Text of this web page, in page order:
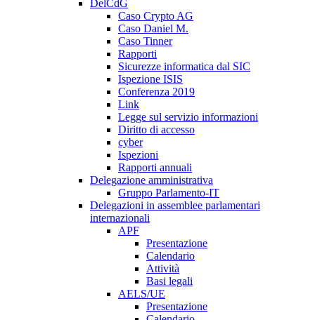
DelCdG
Caso Crypto AG
Caso Daniel M.
Caso Tinner
Rapporti
Sicurezze informatica dal SIC
Ispezione ISIS
Conferenza 2019
Link
Legge sul servizio informazioni
Diritto di accesso
cyber
Ispezioni
Rapporti annuali
Delegazione amministrativa
Gruppo Parlamento-IT
Delegazioni in assemblee parlamentari
internazionali
APF
Presentazione
Calendario
Attività
Basi legali
AELS/UE
Presentazione